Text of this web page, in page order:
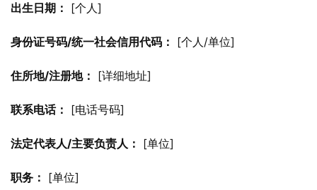
出生日期： [个人]
身份证号码/统一社会信用代码： [个人/单位]
住所地/注册地： [详细地址]
联系电话： [电话号码]
法定代表人/主要负责人： [单位]
职务： [单位]